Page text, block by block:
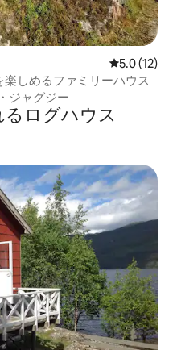
レビュー12
5.0 (12)
しめるファミリーハウス
ジャグジー
ログハウス